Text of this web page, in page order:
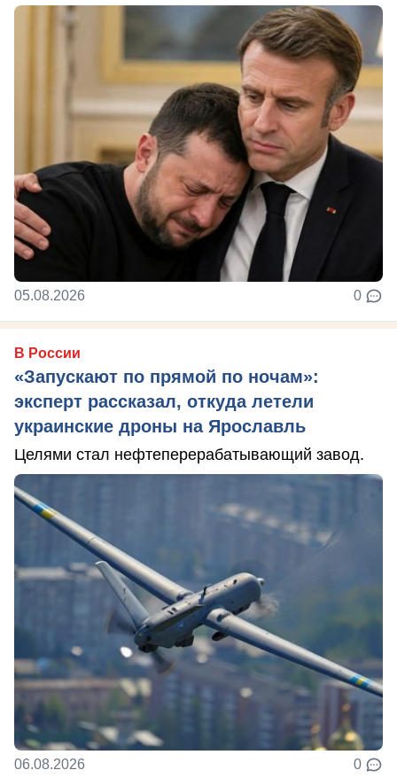
05.08.2026 0
В России
«Запускают по прямой по ночам»:
эксперт рассказал, откуда летели
украинские дроны на Ярославль
Целями стал нефтеперерабатывающий завод.
06.08.2026 0